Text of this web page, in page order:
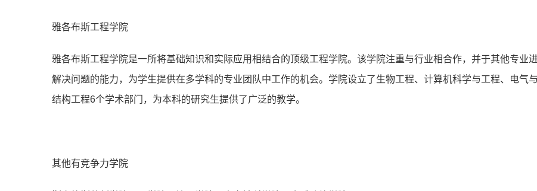
雅各布斯工程学院
雅各布斯工程学院是一所将基础知识和实际应用相结合的顶级工程学院。该学院注重与行业相合作，并于其他专业
解决问题的能力，为学生提供在多学科的专业团队中工作的机会。学院设立了生物工程、计算机科学与工程、电气
结构工程6个学术部门，为本科的研究生提供了广泛的教学。
其他有竞争力学院